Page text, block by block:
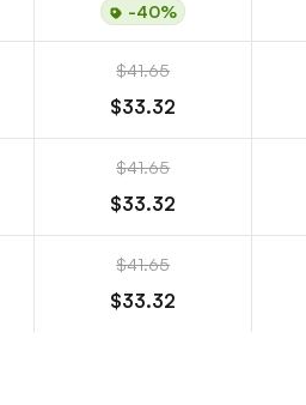
-40%
$41.65
$33.32
$41.65
$33.32
$41.65
$33.32